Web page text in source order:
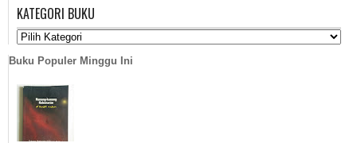
…
…
KATEGORI BUKU
Buku Populer Minggu Ini